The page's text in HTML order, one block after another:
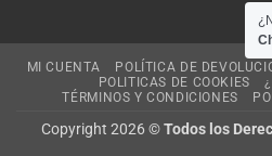
MI CUENTA POLÍTICA DE
POLITICAS DE COOKIES
TÉRMINOS Y CONDICIONES
Copyright 2026 ©Todos los